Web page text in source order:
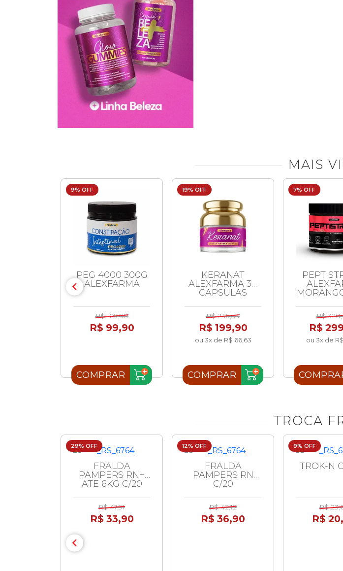
MAIS
9% OFF
PEG 4000 300G
ALEXFARMA
R$ 109,90
R$ 99,90
COMPRAR
19% OFF
KERANAT
ALEXFARMA 30
CAPSULAS
R$ 245,34
R$ 199,90
ou 3x de R$ 66,63
COMPRAR
7% OFF
R$
R$
ou 3x de
TROCA
29% OFF
FRALDA
PAMPERS RN+
ATE 6KG C/20
R$ 47,91
R$ 33,90
12% OFF
FRALDA
PAMPERS RN
C/20
R$ 42,12
R$ 36,90
9% OFF
TROK-N
R$
R$